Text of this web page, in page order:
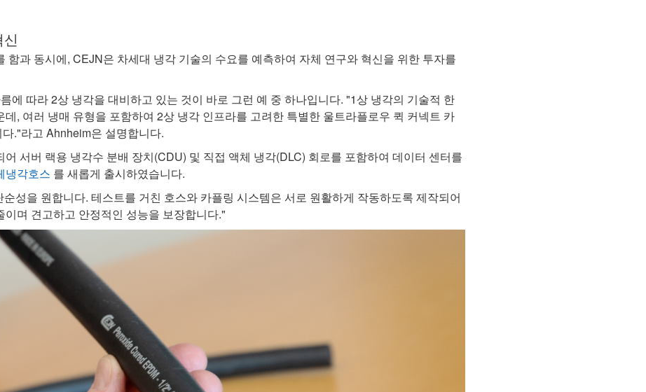
함과 동시에, CEJN은 차세대 냉각 기술의 수요를 예측하여 자체 연구와 혁신을 위한 투자를
에 따라 2상 냉각을 대비하고 있는 것이 바로 그런 예 중 하나입니다. "1상 냉각의 기술적 한
데, 여러 냉매 유형을 포함하여 2상 냉각 인프라를 고려한 특별한 울트라플로우 퀵 커넥트 카
."라고 Ahnheim은 설명합니다.
어 서버 랙용 냉각수 분배 장치(CDU) 및 직접 액체 냉각(DLC) 회로를 포함하여 데이터 센터를
냉각호스 를 새롭게 출시하였습니다.
성을 원합니다. 테스트를 거친 호스와 카플링 시스템은 서로 원활하게 작동하도록 제작되어
이며 견고하고 안정적인 성능을 보장합니다."